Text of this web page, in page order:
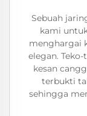
Sebuah
kami
menghargai
elegan.
kesan
terbukti
sehingga